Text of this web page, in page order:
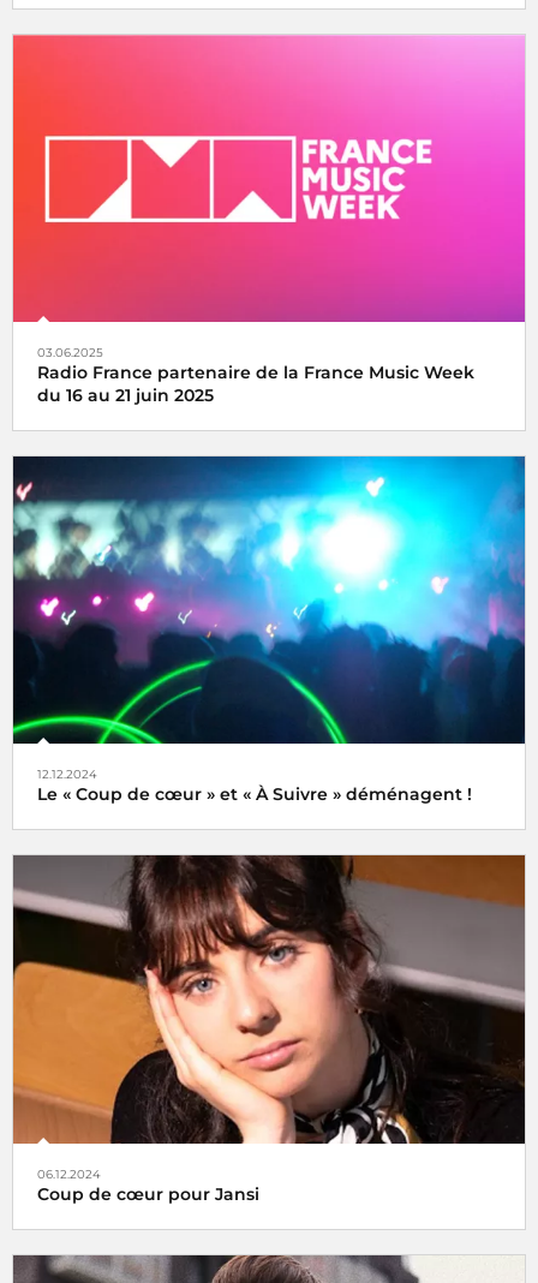
03.06.2025
Radio France partenaire de la France Music Week
du 16 au 21 juin 2025
Une semaine internationale dédiée à la musique du 16 au
21 juin 2025
12.12.2024
Le « Coup de cœur » et « À Suivre » déménagent !
Tels des oiseaux migrateurs à partir du lundi 16 décembre
2024 retrouvez nos rubriquesCoup de cœur
non plus ici (sur radiofrance.com) mais là, à savoir sur la
plateforme
06.12.2024
Coup de cœur pour Jansi